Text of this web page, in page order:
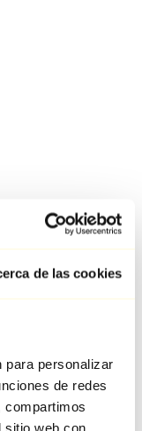
de las cookies
para personalizar
de redes
compartimos
sitio web con